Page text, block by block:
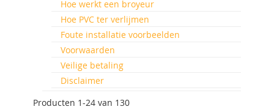
Producten 1-24 van 130
Hoe werkt een broyeur
Hoe PVC ter verlijmen
Foute installatie voorbeelden
Voorwaarden
Veilige betaling
Disclaimer